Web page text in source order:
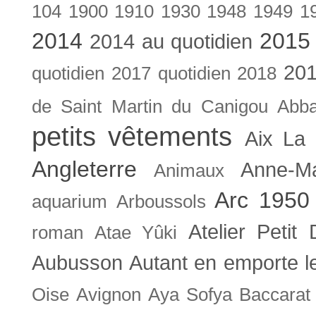
104 1900 1910 1930 1948 1949
2014 2014 au quotidien
quotidien 2017 quotidien 2018
de Saint Martin du Canigou
petits vêtements Aix La
Angleterre Animaux Anne-
aquarium Arboussols Arc 1950
roman Atae Yûki
Atelier Petit
Aubusson Autant en emporte
Oise Avignon Aya Sofya Baccarat